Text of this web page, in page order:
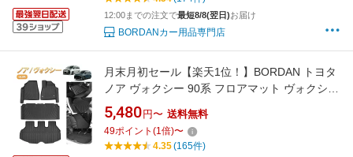
パーツ カーゴマット 1年保証
12:00までの注文で最短8/8(翌日)お届け
BORDANカー用品専門店
月末月初セール【楽天1位！】BORDAN トヨタ
ノア ヴォクシー 90系 フロアマット ヴォクシー
90系 ラゲッジマット 防水防汚 荷室マット ラバ
ーマット セカンドラグマット 耐摩擦 滑り防止
カスタム パーツ カーゴマット NOAH VOXY 90
5,480 円〜 送料無料
49ポイント (1倍)〜
4.35(165件)